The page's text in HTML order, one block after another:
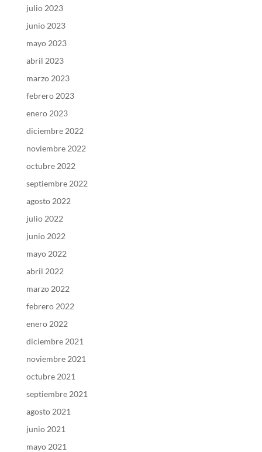
julio 2023
junio 2023
mayo 2023
abril 2023
marzo 2023
febrero 2023
enero 2023
diciembre 2022
noviembre 2022
octubre 2022
septiembre 2022
agosto 2022
julio 2022
junio 2022
mayo 2022
abril 2022
marzo 2022
febrero 2022
enero 2022
diciembre 2021
noviembre 2021
octubre 2021
septiembre 2021
agosto 2021
junio 2021
mayo 2021